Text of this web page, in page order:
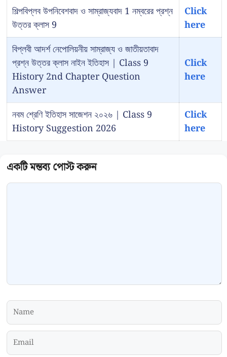
শিল্পবিপ্লব উপনিবেশবাদ ও সাম্রাজ্যবাদ 1 নম্বরের প্রশ্ন
উত্তর ক্লাস 9
Click
here
বিপ্লবী আদর্শ নেপোলিয়নীয় সাম্রাজ্য ও জাতীয়তাবাদ
প্রশ্ন উত্তর ক্লাস নাইন ইতিহাস | Class 9
History 2nd Chapter Question
Answer
Click
here
নবম শ্রেণি ইতিহাস সাজেশন ২০২৬ | Class 9
History Suggestion 2026
Click
here
Comment
Name
Email